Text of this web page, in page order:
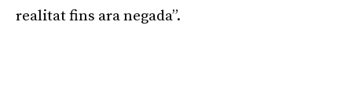
realitat fins ara negada”.